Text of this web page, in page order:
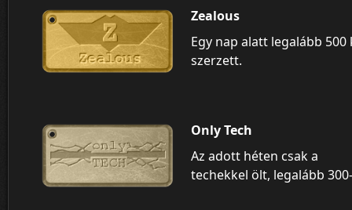
Zealous
Egy nap alatt legalább 500
szerzett.
Only Tech
Az adott héten csak a
techekkel ölt, legalább